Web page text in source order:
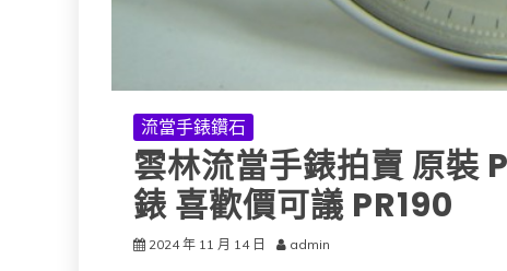
流當手錶鑽石
雲林流當手錶拍賣 原裝
錶 喜歡價可議 PR190
2024 年 11 月 14 日 admin